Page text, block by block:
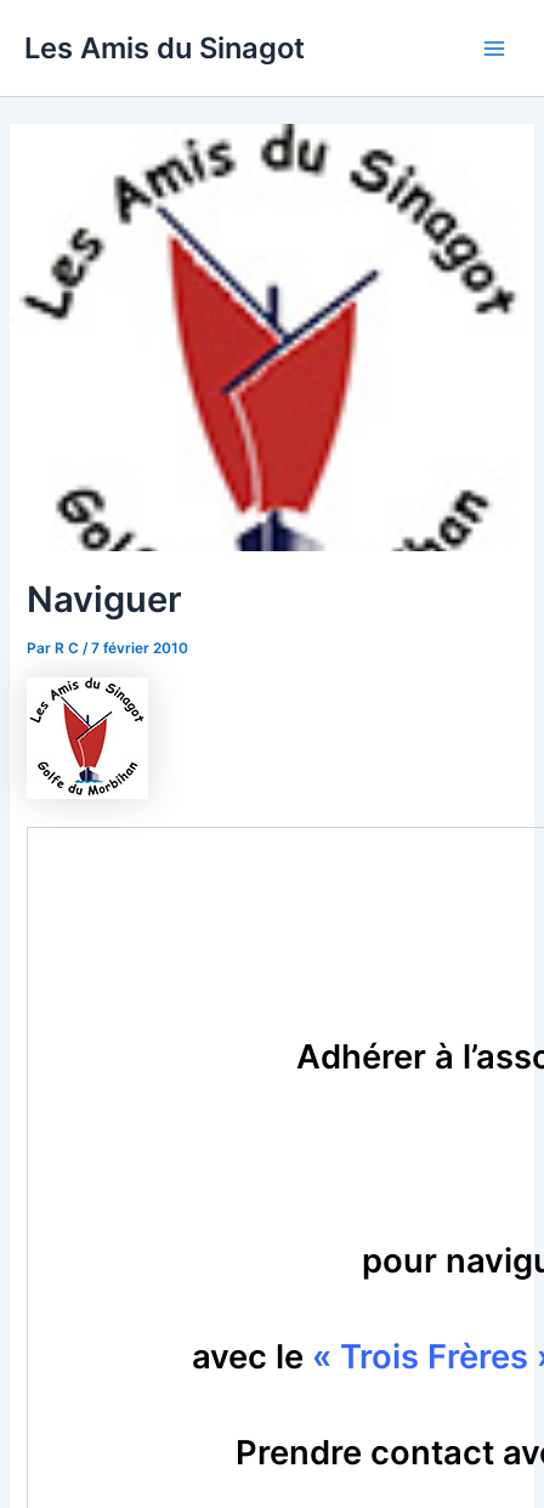
Les Amis du Sinagot
Naviguer
Par R C/7 février 2010
Adhérer à
pour
avec le « Trois Frères
Prendre contact